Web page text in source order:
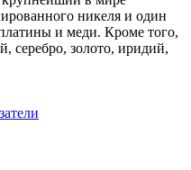
никеля и один
и меди. Кроме того,
серебро, золото, иридий,